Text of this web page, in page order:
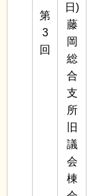
第
3
回
日)
藤
岡
総
合
支
所
旧
議
会
棟